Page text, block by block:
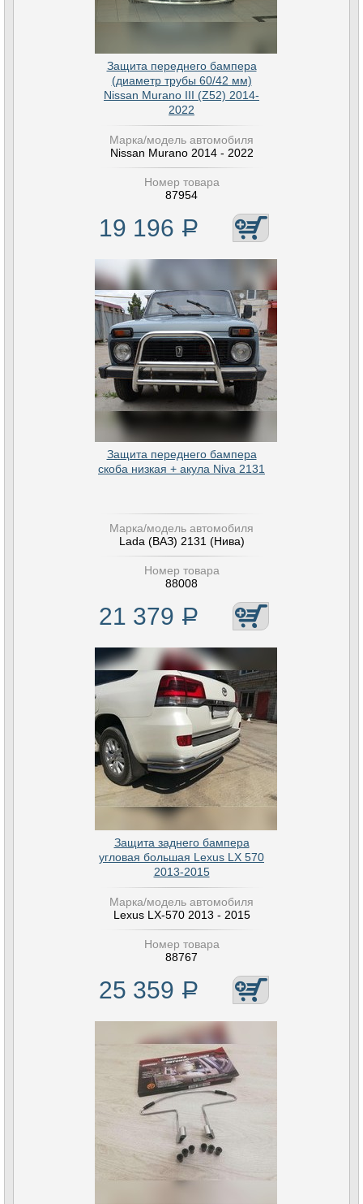
Защита переднего бампера
(диаметр трубы 60/42 мм)
Nissan Murano III (Z52) 2014-
2022
Марка/модель автомобиля
Nissan Murano 2014 - 2022
Номер товара
87954
19 196 Р
Защита переднего бампера
скоба низкая + акула Niva 2131
Марка/модель автомобиля
Lada (ВАЗ) 2131 (Нива)
Номер товара
88008
21 379 Р
Защита заднего бампера
угловая большая Lexus LX 570
2013-2015
Марка/модель автомобиля
Lexus LX-570 2013 - 2015
Номер товара
88767
25 359 Р